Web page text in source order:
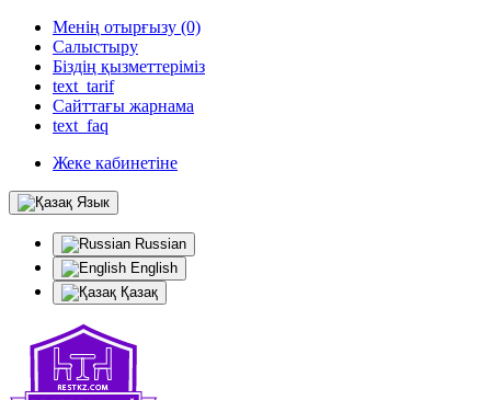
Менің отырғызу (0)
Салыстыру
Біздің қызметтеріміз
text_tarif
Сайттағы жарнама
text_faq
Жеке кабинетіне
Язык
Russian
English
Қазақ